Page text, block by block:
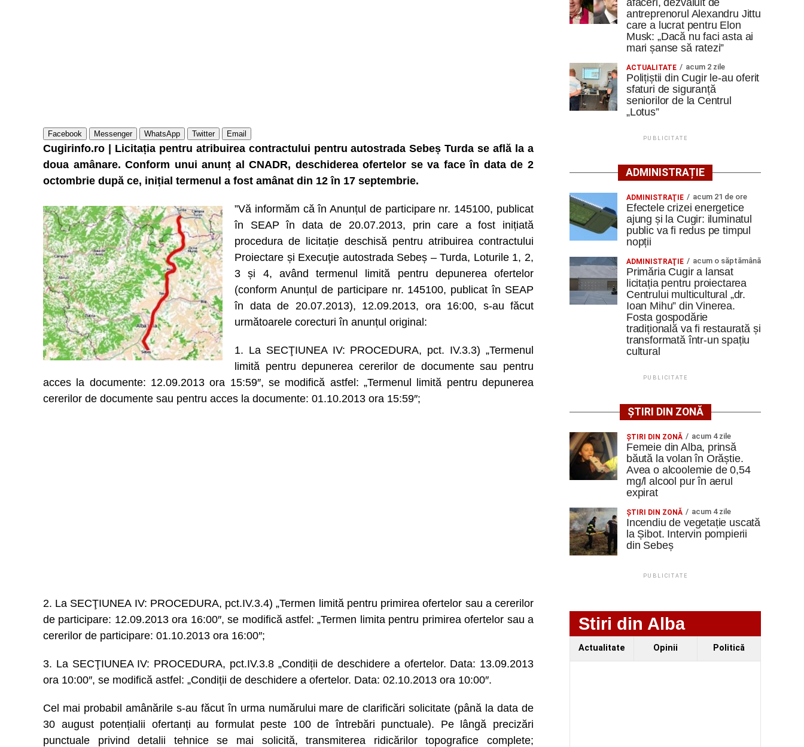
Facebook Messenger WhatsApp Twitter Email
Cugirinfo.ro | Licitația pentru atribuirea contractului pentru autostrada Sebeș Turda se află la a
doua amânare. Conform unui anunț al CNADR, deschiderea ofertelor se va face în data de 2
octombrie după ce, inițial termenul a fost amânat din 12 în 17 septembrie.
”Vă informăm că în Anunțul de participare nr. 145100, publicat
în SEAP în data de 20.07.2013, prin care a fost inițiată
procedura de licitație deschisă pentru atribuirea contractului
Proiectare și Execuţie autostrada Sebeș – Turda, Loturile 1, 2,
3 și 4, având termenul limită pentru depunerea ofertelor
(conform Anunțul de participare nr. 145100, publicat în SEAP
în data de 20.07.2013), 12.09.2013, ora 16:00, s-au făcut
următoarele corecturi în anunțul original:
1. La SECŢIUNEA IV: PROCEDURA, pct. IV.3.3) „Termenul
limită pentru depunerea cererilor de documente sau pentru
acces la documente: 12.09.2013 ora 15:59″, se modifică astfel: „Termenul limită pentru depunerea
cererilor de documente sau pentru acces la documente: 01.10.2013 ora 15:59″;
2. La SECŢIUNEA IV: PROCEDURA, pct.IV.3.4) „Termen limită pentru primirea ofertelor sau a cererilor
de participare: 12.09.2013 ora 16:00″, se modifică astfel: „Termen limita pentru primirea ofertelor sau a
cererilor de participare: 01.10.2013 ora 16:00″;
3. La SECŢIUNEA IV: PROCEDURA, pct.IV.3.8 „Condiții de deschidere a ofertelor. Data: 13.09.2013
ora 10:00″, se modifică astfel: „Condiții de deschidere a ofertelor. Data: 02.10.2013 ora 10:00″.
Cel mai probabil amânările s-au făcut în urma numărului mare de clarificări solicitate (până la data de
30 august potențialii ofertanți au formulat peste 100 de întrebări punctuale). Pe lângă precizări
punctuale privind detalii tehnice se mai solicită, transmiterea ridicărilor topografice complete;
afaceri, dezvăluit de
antreprenorul Alexandru Jittu
care a lucrat pentru Elon
Musk: „Dacă nu faci asta ai
mari șanse să ratezi”
ACTUALITATE acum 2 zile
Polițiștii din Cugir le-au oferit
sfaturi de siguranță
seniorilor de la Centrul
„Lotus”
PUBLICITATE
ADMINISTRAȚIE
ADMINISTRAŢIE acum 21 de ore
Efectele crizei energetice
ajung și la Cugir: iluminatul
public va fi redus pe timpul
nopții
ADMINISTRAŢIE acum o săptămână
Primăria Cugir a lansat
licitația pentru proiectarea
Centrului multicultural „dr.
Ioan Mihu” din Vinerea.
Fosta gospodărie
tradițională va fi restaurată și
transformată într-un spațiu
cultural
PUBLICITATE
ȘTIRI DIN ZONĂ
ŞTIRI DIN ZONĂ acum 4 zile
Femeie din Alba, prinsă
băută la volan în Orăștie.
Avea o alcoolemie de 0,54
mg/l alcool pur în aerul
expirat
ŞTIRI DIN ZONĂ acum 4 zile
Incendiu de vegetație uscată
la Șibot. Intervin pompierii
din Sebeș
PUBLICITATE
Stiri din Alba
Actualitate Opinii Politică